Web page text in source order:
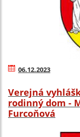
06.12.2023
Verejná
rodinný dom -
Furcoňová